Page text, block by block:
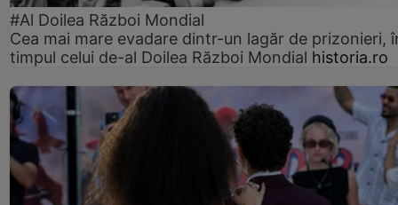
#Al Doilea Război Mondial
Cea mai mare evadare dintr-un lagăr de prizonieri,
timpul celui de-al Doilea Război Mondial historia.ro